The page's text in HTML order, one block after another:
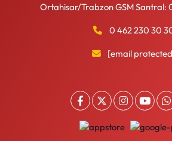
Ortahisar/Trabzon GSM Santral:
0 462 230 30
[email